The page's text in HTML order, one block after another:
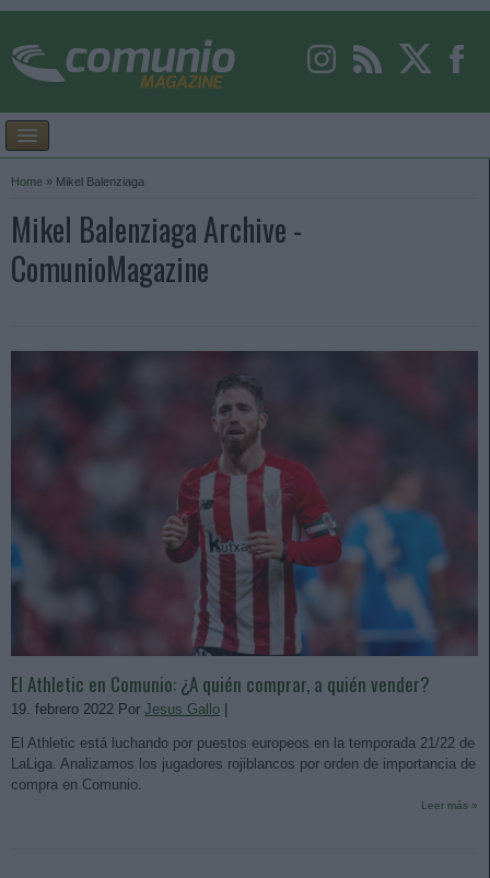
Home » Mikel Balenziaga
Mikel Balenziaga Archive -
ComunioMagazine
El Athletic en Comunio: ¿A quién comprar, a quién vender?
19. febrero 2022 Por Jesus Gallo
El Athletic está luchando por puestos europeos en la temporada 21/22 de
LaLiga. Analizamos los jugadores rojiblancos por orden de importancia de
compra en Comunio.
Leer más »